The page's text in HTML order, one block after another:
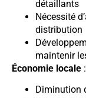
détaillants
Nécessité
distribution
maintenir
Économie locale :
Diminution